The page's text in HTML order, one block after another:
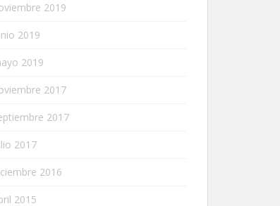
2019
2019
2019
2017
2017
2017
2016
2015